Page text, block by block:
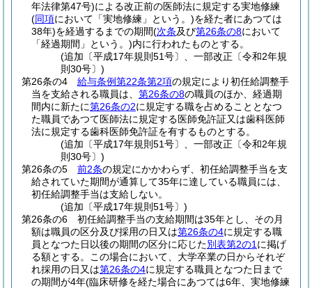
年法律第47号)による改正前の医師法に規定する実地修練
(同項において「実地修練」という。)を経た者にあつては
38年)を経過するまでの期間(次条及び第26条の8において
「経過期間」という。)内に行われたものとする。
(追加〔平成17年規則51号〕、一部改正〔令和2年規
則30号〕)
第26条の4
給与条例第22条第2項の規定により初任給調整手
当を支給される職員は、 第26条の8の職員のほか、経過期
間内に新たに第26条の2に規定する職を占めることとなつ
た職員であつて医師法に規定する医師免許証又は歯科医師
法に規定する歯科医師免許証を有するものとする。
(追加〔平成17年規則51号〕、一部改正〔令和2年規
則30号〕)
第26条の5
前2条の規定にかかわらず、初任給調整手当を支
給されていた期間が通算して35年に達している職員には、
初任給調整手当は支給しない。
(追加〔平成17年規則51号〕)
第26条の6
初任給調整手当の支給期間は35年とし、その月
額は職員の区分及び採用の日又は第26条の4に規定する職
員となつた日以後の期間の区分に応じた別表第2の1 に掲げ
る額とする。
この場合において、大学卒業の日からそれぞ
れ採用の日又は第26条の4に規定する職員となつた日まで
の期間が4年(臨床研修を経た場合にあつては6年、実地修練